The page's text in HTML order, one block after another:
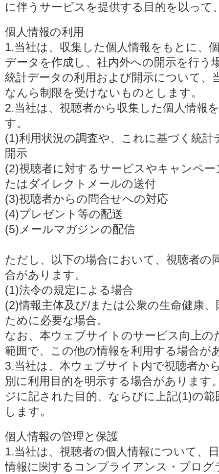
に伴うサービスを提供する目的を以って
個人情報の利用
1.当社は、収集した個人情報をもとに、
データを作成し、社内外への開示を行う
統計データの利用および開示について、
なんら制限を受けないものとします。
2.当社は、視聴者から収集した個人情報
す。
(1)利用状況の調査や、これに基づく統
開示
(2)視聴者に対するサービスやキャンペ
たはダイレクトメールの送付
(3)視聴者からの問合せへの対応
(4)プレゼント等の配送
(5)メールマガジンの配信
ただし、以下の場合において、視聴者の
合があります。
(1)法令の規定による場合
(2)情報主体及び/または公衆の生命健康
ために必要な場合。
なお、本ウェブサイトのサービス向上
範囲で、この他の情報を利用する場合が
3.当社は、本ウェブサイト内で視聴者か
別に利用目的を明示する場合があります
ジに記された目的、ならびに上記(1)の
します。
個人情報の管理と保護
1.当社は、視聴者の個人情報について、
情報に関するコンプライアンス・プロ